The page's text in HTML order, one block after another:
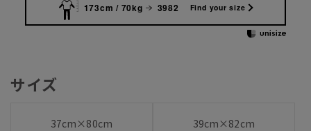
173cm / 70kg 3982 Find your size
サイズ
37cm×80cm 39cm×82cm